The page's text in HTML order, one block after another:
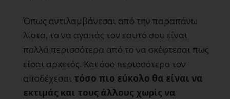
Όπως αντιλαμβάνεσαι από την παραπάνω
λίστα, το να αγαπάς τον εαυτό σου είναι
πολλά περισσότερα από το να σκέφτεσαι πως
είσαι αρκετός. Και όσο περισσότερο τον
αποδέχεσαι τόσο πιο εύκολο θα είναι να
εκτιμάς και τους άλλους χωρίς να